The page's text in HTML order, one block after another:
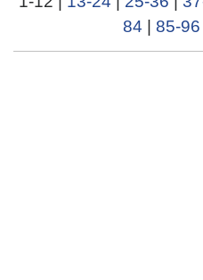
84 | 85-96